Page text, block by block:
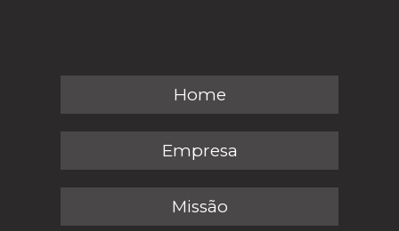
Home
Empresa
Missão